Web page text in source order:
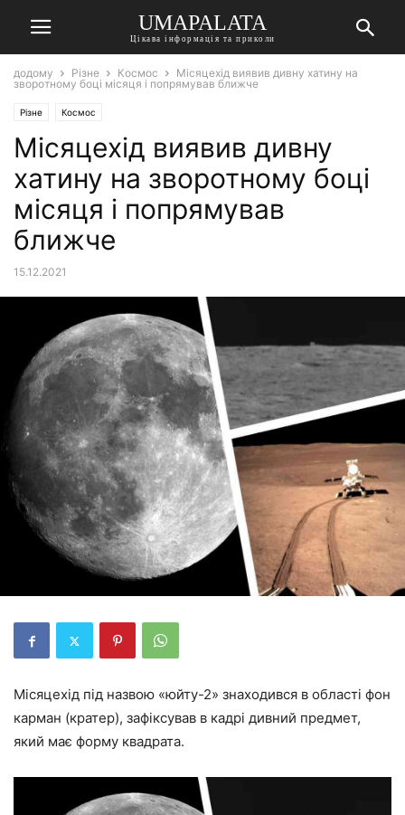
UMAPALATA
Цікава інформація та приколи
додому Різне Космос
Місяцехід виявив дивну хатину на
зворотному боці місяця і попрямував ближче
Різне Космос
Місяцехід виявив дивну
хатину на зворотному боці
місяця і попрямував
ближче
15.12.2021
Місяцехід під назвою «юйту-2» знаходився в області фон
карман (кратер), зафіксував в кадрі дивний предмет,
який має форму квадрата.